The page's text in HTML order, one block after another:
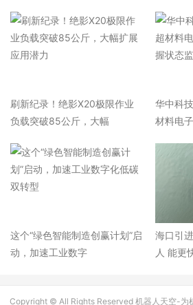
刷新纪录！绝影X20极限作业
负载突破85公斤，大幅
华中科
材料电
这个“绿色智能制造创赢计划”启
动，加速工业数字
海口引
人 能更
Copyright © All Rights Reserved 机器人天空-为